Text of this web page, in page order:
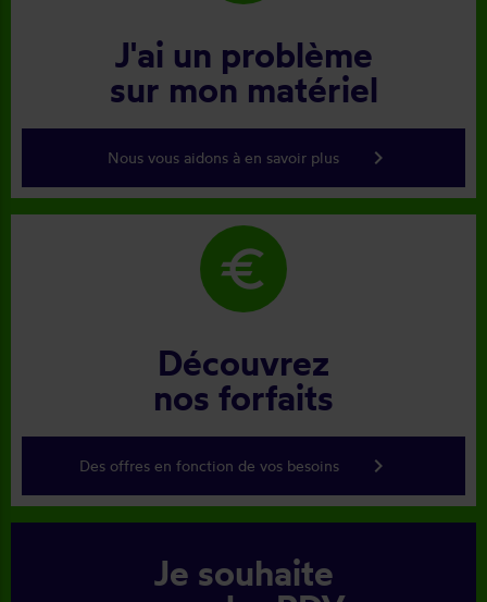
J'ai un problème
sur mon matériel
Nous vous aidons à en savoir plus keyboard_arrow_right
euro
Découvrez
nos forfaits
Des offres en fonction de vos besoins keyboard_arrow_right
Je souhaite